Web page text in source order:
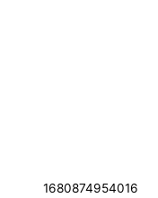
1680874954016